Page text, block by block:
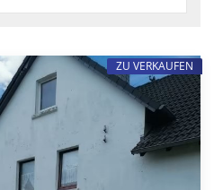
ZU VERKAUFEN